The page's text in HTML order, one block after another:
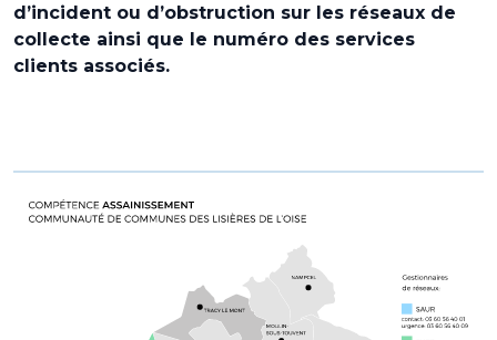
d’incident ou d’obstruction sur les réseaux de
collecte ainsi que le numéro des services
clients associés.